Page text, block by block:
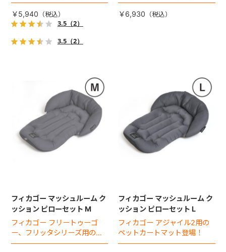
心。
￥5,940
3.5（2）
3.5（2）
安心。
￥6,930
フィカゴー マッシュルーム ク
ッション ピローセット M
フィカゴー フリートゥーゴ
ー、フリッタシリーズ用のペ
ットカートマット登場！
フィカゴー マッシュルーム ク
ッション ピローセット L
フィカゴー アジャイル2用の
ペットカートマット登場！